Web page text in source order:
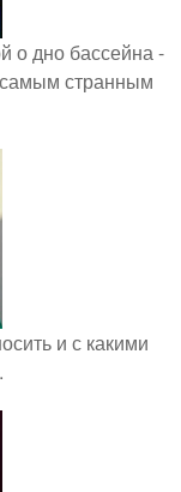
о дно бассейна -
самым странным
и с какими